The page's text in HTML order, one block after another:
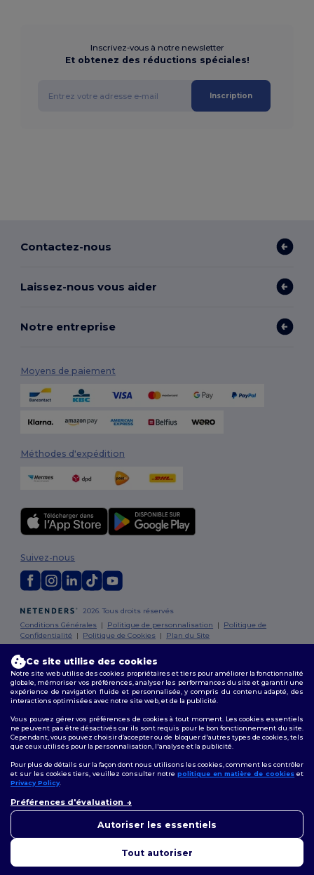
Inscrivez-vous à notre newsletter
Et obtenez des réductions spéciales!
Inscription
Contactez-nous
Laissez-nous vous aider
Notre entreprise
Moyens de paiement
Méthodes d'expédition
2026. Tous droits réservés
Conditions Générales | Politique de personnalisation | Politique de
Confidentialité | Politique de Cookies | Plan du Site
Suivez-nous
Bruxelles| Anvers | Mortsel| Malines
Herentals |Hoogstraten| Bruges
Ce site utilise des cookies
Notre site web utilise des cookies propriétaires et tiers pour améliorer la fonctionnalité
globale, mémoriser vos préférences, analyser les performances du site et garantir une
expérience de navigation fluide et personnalisée, y compris du contenu adapté, des
interactions optimisées avec notre site web, et de la publicité.
Vous pouvez gérer vos préférences de cookies à tout moment. Les cookies essentiels
ne peuvent pas être désactivés car ils sont requis pour le bon fonctionnement du site.
Cependant, vous pouvez choisir d’accepter ou de bloquer d'autres types de cookies, tels
que ceux utilisés pour la personnalisation, l'analyse et la publicité.
Pour plus de détails sur la façon dont nous utilisons les cookies, comment les contrôler
et sur les cookies tiers, veuillez consulter notre politique en matière de cookies et
Privacy Policy.
Préférences d'évaluation
Autoriser les essentiels
Tout autoriser
pouvez nous contacter à tout
pour vous aider.